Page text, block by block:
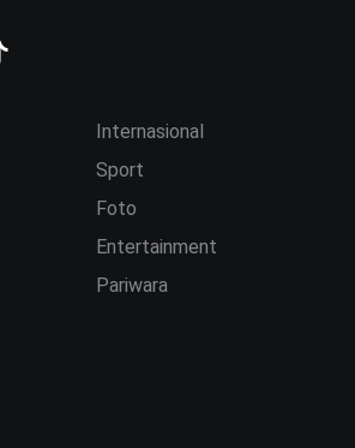
Internasional
Sport
Foto
Entertainment
Pariwara